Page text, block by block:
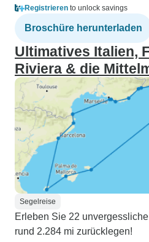
Registrieren to unlock savings
Broschüre herunterladen
Ultimatives Italien,
Riviera & die
Segelreise
Erleben Sie 22
rund 2.284 mi zurücklegen!